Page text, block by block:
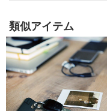
類似アイテム